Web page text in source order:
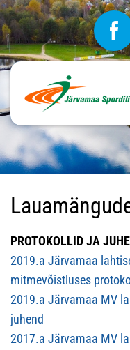
PROTOKOLLID JA
2019.a Järvamaa
mitmevõistluses
2019.a Järvamaa MV
juhend
2017.a Järvamaa MV